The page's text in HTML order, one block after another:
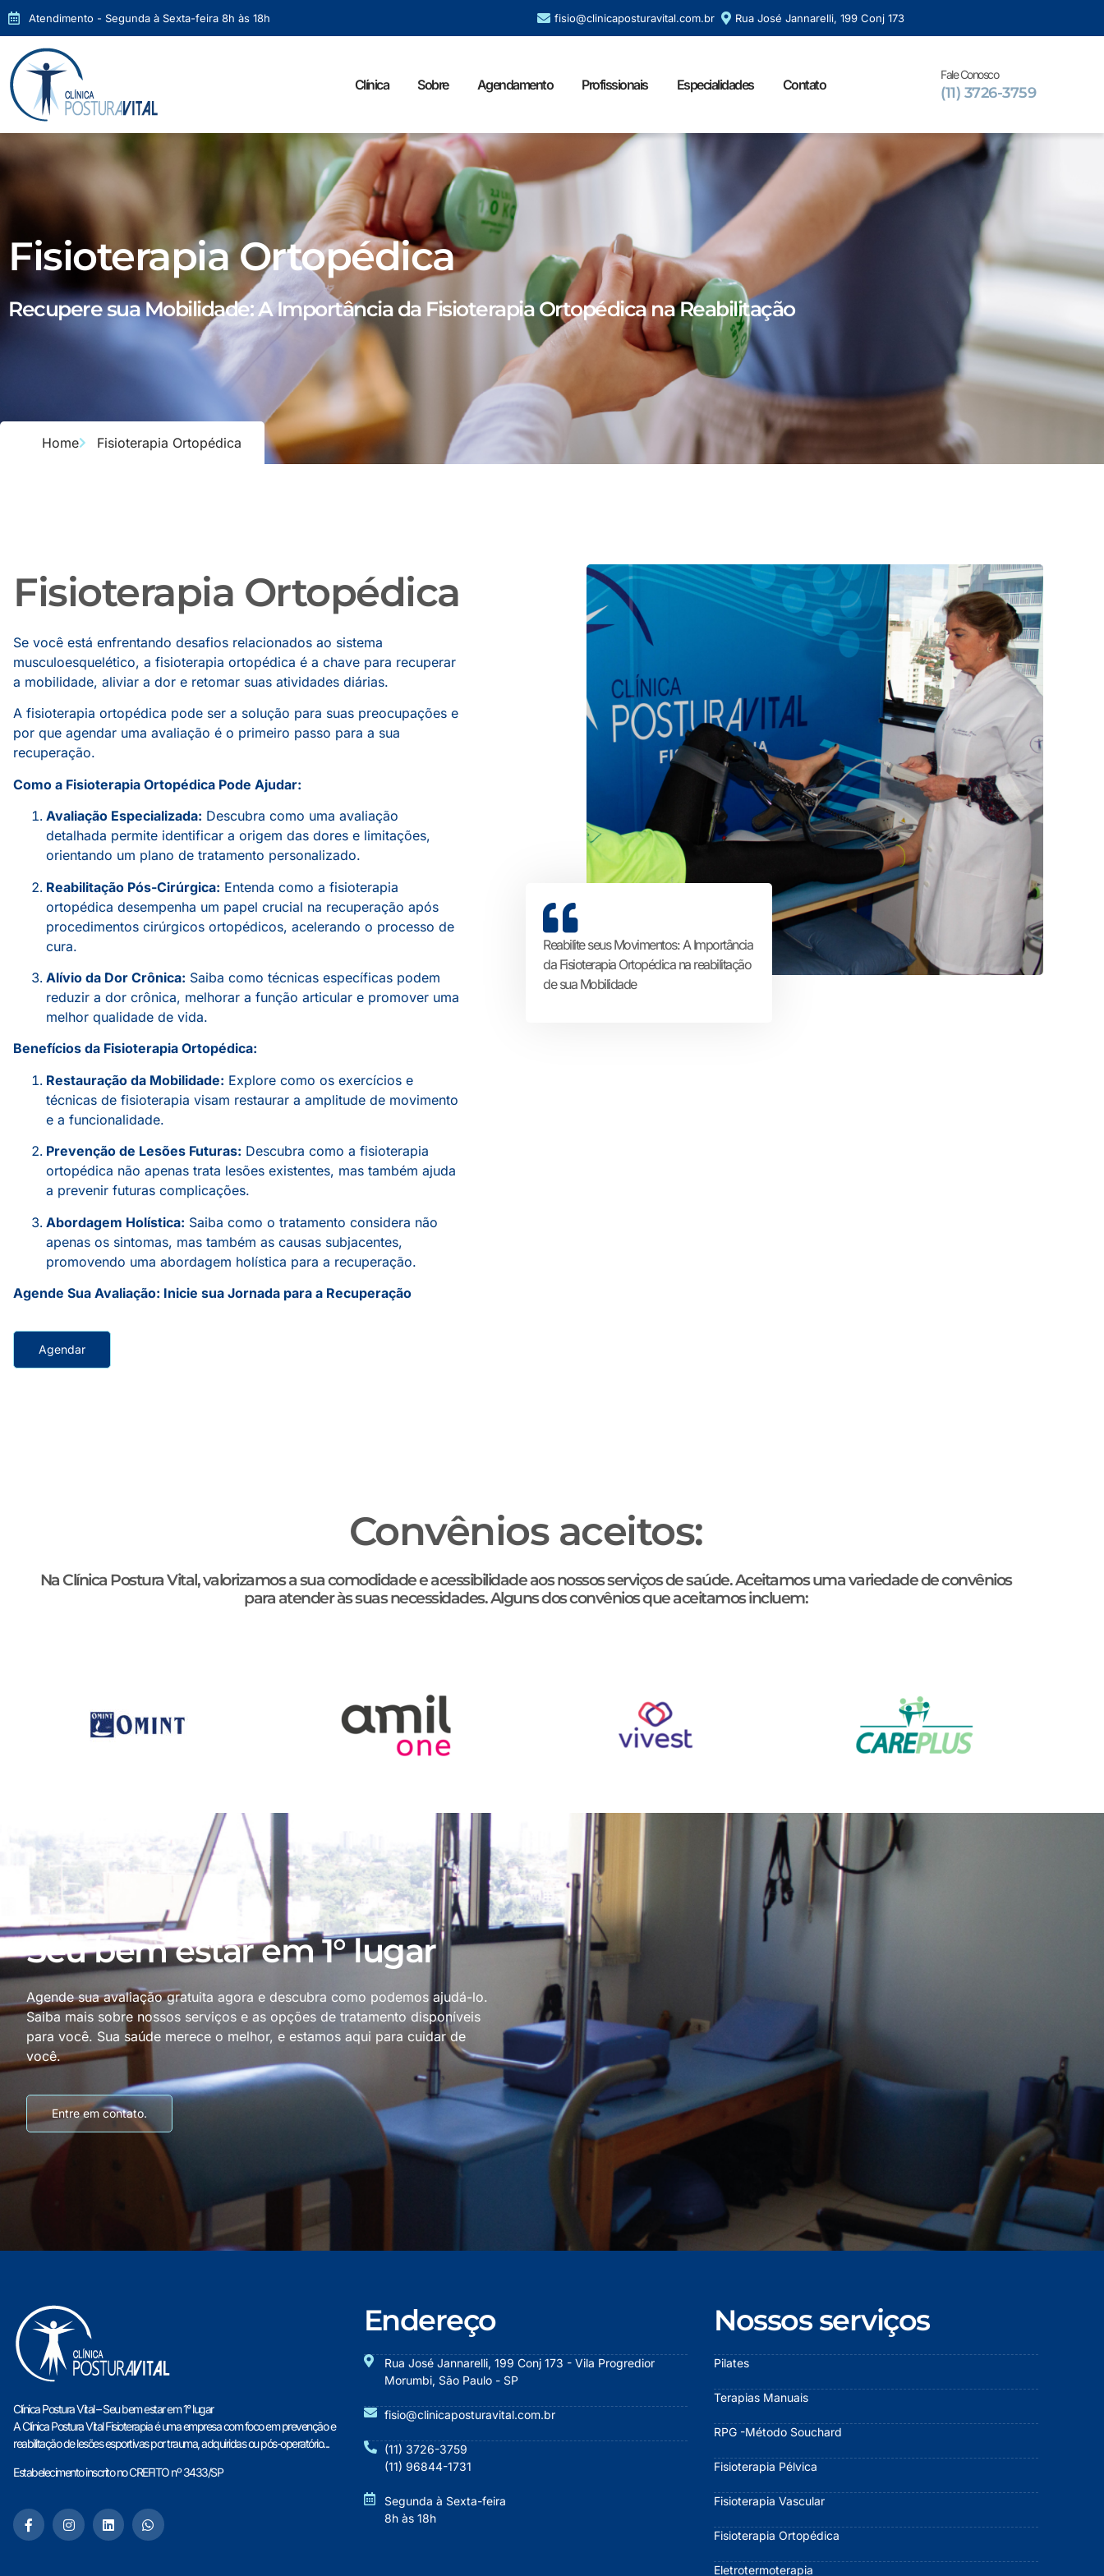
Atendimento - Segunda à Sexta-feira 8h às 18h fisio@clinicaposturavital.com.br Rua José Jannarelli, 199 Conj 173
Clínica Sobre Agendamento Profissionais Especialidades Contato
Fale Conosco
(11) 3726-3759
Fisioterapia Ortopédica
Recupere sua Mobilidade: A Importância da Fisioterapia Ortopédica na Reabilitação
Home Fisioterapia Ortopédica
Fisioterapia Ortopédica
Se você está enfrentando desafios relacionados ao sistema
musculoesquelético, a fisioterapia ortopédica é a chave para recuperar
a mobilidade, aliviar a dor e retomar suas atividades diárias.
A fisioterapia ortopédica pode ser a solução para suas preocupações e
por que agendar uma avaliação é o primeiro passo para a sua
recuperação.
Como a Fisioterapia Ortopédica Pode Ajudar:
Avaliação Especializada: Descubra como uma avaliação
detalhada permite identificar a origem das dores e limitações,
orientando um plano de tratamento personalizado.
Reabilitação Pós-Cirúrgica: Entenda como a fisioterapia
ortopédica desempenha um papel crucial na recuperação após
procedimentos cirúrgicos ortopédicos, acelerando o processo de
cura.
Alívio da Dor Crônica: Saiba como técnicas específicas podem
reduzir a dor crônica, melhorar a função articular e promover uma
melhor qualidade de vida.
Benefícios da Fisioterapia Ortopédica:
Restauração da Mobilidade: Explore como os exercícios e
técnicas de fisioterapia visam restaurar a amplitude de movimento
e a funcionalidade.
Prevenção de Lesões Futuras: Descubra como a fisioterapia
ortopédica não apenas trata lesões existentes, mas também ajuda
a prevenir futuras complicações.
Abordagem Holística: Saiba como o tratamento considera não
apenas os sintomas, mas também as causas subjacentes,
promovendo uma abordagem holística para a recuperação.
Agende Sua Avaliação: Inicie sua Jornada para a Recuperação
Agendar
Reabilite seus Movimentos: A Importância
da Fisioterapia Ortopédica na reabilitação
de sua Mobilidade
Convênios aceitos:
Na Clínica Postura Vital, valorizamos a sua comodidade e acessibilidade aos nossos serviços de saúde. Aceitamos uma variedade de convênios
para atender às suas necessidades. Alguns dos convênios que aceitamos incluem:
Seu bem estar em 1° lugar
Agende sua avaliação gratuita agora e descubra como podemos ajudá-lo.
Saiba mais sobre nossos serviços e as opções de tratamento disponíveis
para você. Sua saúde merece o melhor, e estamos aqui para cuidar de
você.
Entre em contato.
Clínica Postura Vital – Seu bem estar em 1° lugar
A Clínica Postura Vital Fisioterapia é uma empresa com foco em prevenção e
reabilitação de lesões esportivas por trauma, adquiridas ou pós-operatório...
Estabelecimento inscrito no CREFITO nº 3433/SP
Endereço
Rua José Jannarelli, 199 Conj 173 - Vila Progredior
Morumbi, São Paulo - SP
fisio@clinicaposturavital.com.br
(11) 3726-3759
(11) 96844-1731
Segunda à Sexta-feira
8h às 18h
Nossos serviços
Pilates
Terapias Manuais
RPG -Método Souchard
Fisioterapia Pélvica
Fisioterapia Vascular
Fisioterapia Ortopédica
Eletrotermoterapia